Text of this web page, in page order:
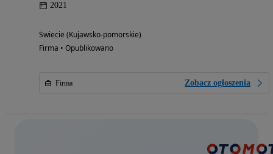
2021
Świecie (Kujawsko-pomorskie)
Firma • Opublikowano
Firma Zobacz ogłoszenia